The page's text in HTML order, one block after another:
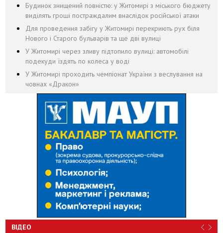
Будинок знищений повністю: у Житомирі з міського бюджету
виділять гроші постраждалим внаслідок російської атаки
Для проведення забігу у Житомирі перекриють рух біля
Нового і Старого бульварів та ще дві вулиці
У Житомирі через зливу підтопило вулиці: автомобілі
подекуди їздять по колеса у воді
У Житомирі проходить чемпіонат України з веслування на
човнах «Дракон»
ВІДЕО